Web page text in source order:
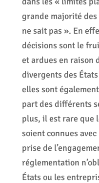
grande majorité des
ne sait pas ». En
décisions sont le
et ardues en raison
divergents des
elles sont
part des différents
plus, il est rare que
soient connues
prise de
réglementation
États ou les